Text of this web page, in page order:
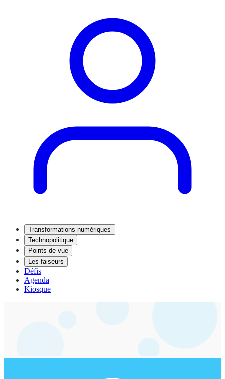
Transformations numériques
Technopolitique
Points de vue
Les faiseurs
Défis
Agenda
Kiosque